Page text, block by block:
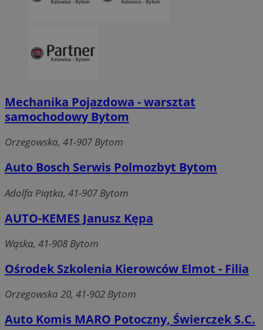
Mechanika Pojazdowa - warsztat
samochodowy Bytom
Orzegowska, 41-907 Bytom
Auto Bosch Serwis Polmozbyt Bytom
Adolfa Piątka, 41-907 Bytom
AUTO-KEMES Janusz Kępa
Wąska, 41-908 Bytom
Ośrodek Szkolenia Kierowców Elmot - Filia
Orzegowska 20, 41-902 Bytom
Auto Komis MARO Potoczny, Świerczek S.C.